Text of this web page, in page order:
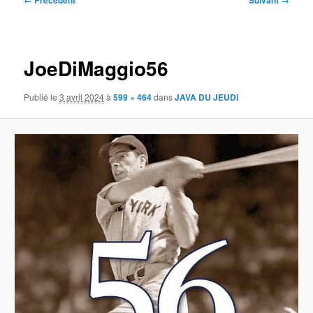
JoeDiMaggio56
Publié le3 avril 2024à599 × 464dansJAVA DU JEUDI